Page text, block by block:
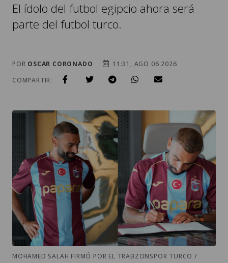
El ídolo del futbol egipcio ahora será
parte del futbol turco.
POR OSCAR CORONADO
11:31, AGO 06 2026
COMPARTIR:
MOHAMED SALAH FIRMÓ POR EL TRABZONSPOR TURCO /